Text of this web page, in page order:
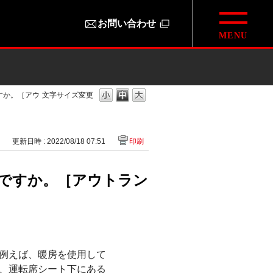
お問い合わせ
文字サイズ変更
か。［アウ
更新日時 : 2022/08/18 07:51 印刷
すか。［アウトラン
えば、暖房を使用して
運転席シート下にある